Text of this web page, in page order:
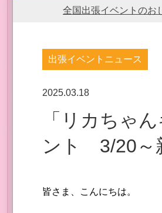
全国出張イベントのお
出張イベントニュース
2025.03.18
「リカちゃんキャッスル in 北千住マルイ」催事イベ
ント 3/20～
皆さま、こんにちは。